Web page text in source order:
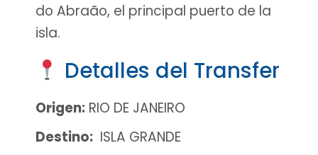
do Abraão, el principal puerto de la
isla.
Detalles del Transfer
Origen: RIO DE JANEIRO
Destino: ISLA GRANDE